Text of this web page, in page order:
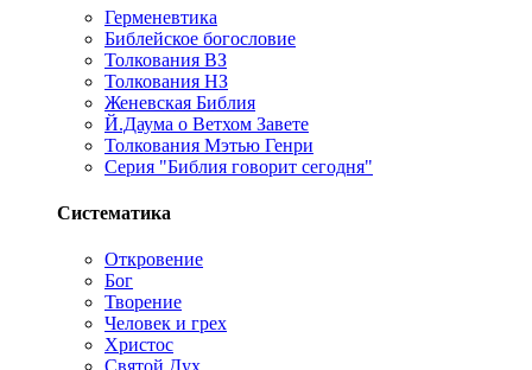
Герменевтика
Библейское богословие
Толкования ВЗ
Толкования НЗ
Женевская Библия
Й.Даума о Ветхом Завете
Толкования Мэтью Генри
Серия "Библия говорит сегодня"
Систематика
Откровение
Бог
Творение
Человек и грех
Христос